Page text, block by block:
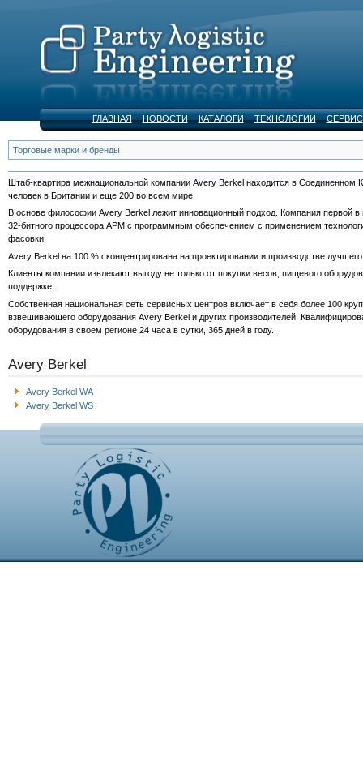
ГЛАВНАЯ НОВОСТИ КАТАЛОГИ ТЕХНОЛОГИИ СЕРВИС
Торговые марки и бренды
Штаб-квартира межнациональной компании Avery Berkel находится в Соединенном
человек в Британии и еще 200 во всем мире.
В основе философии Avery Berkel лежит инновационный подход. Компания первой
32-битного процессора АРМ с программным обеспечением с применением
фасовки.
Avery Berkel на 100 % сконцентрирована на проектировании и производстве
Клиенты компании извлекают выгоду не только от покупки весов, пищевого
поддержке.
Собственная национальная сеть сервисных центров включает в себя более 100
взвешивающего оборудования Avery Berkel и других производителей.
оборудования в своем регионе 24 часа в сутки, 365 дней в году.
Avery Berkel
Avery Berkel WA
Avery Berkel WS